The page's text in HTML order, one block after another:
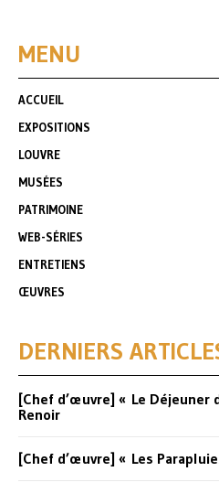
MENU
ACCUEIL
EXPOSITIONS
LOUVRE
MUSÉES
PATRIMOINE
WEB-SÉRIES
ENTRETIENS
ŒUVRES
DERNIERS
[Chef d’œuvre] « Le Déjeuner
Renoir
[Chef d’œuvre] « Les